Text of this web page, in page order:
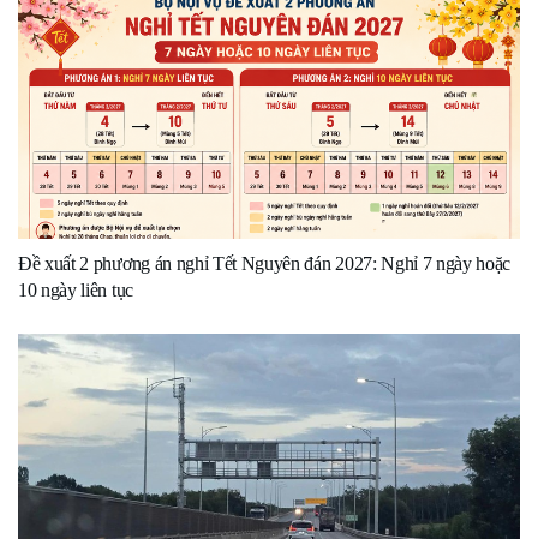
Đề xuất 2 phương án nghỉ Tết Nguyên đán 2027: Nghỉ 7 ngày hoặc
10 ngày liên tục